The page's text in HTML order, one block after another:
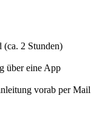
2 Stunden)
über eine App
vorab per Mail